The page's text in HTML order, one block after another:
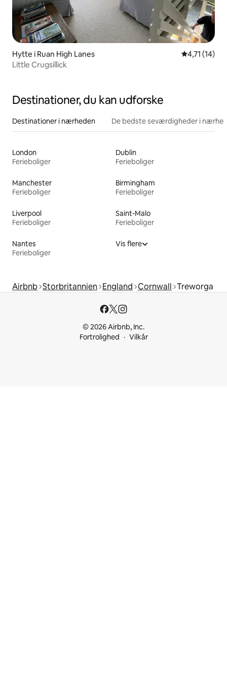
Hytte i Ruan High Lanes 4,71 ud af 5
4,71 (14)
Little Crugsillick
Destinationer, du kan udforske
Destinationer i nærheden De bedste seværdigheder i
London
Ferieboliger
Dublin
Ferieboliger
Manchester
Ferieboliger
Birmingham
Ferieboliger
Liverpool
Ferieboliger
Saint-Malo
Ferieboliger
Nantes
Ferieboliger
Vis flere
Airbnb Storbritannien England Cornwall Treworga
© 2026 Airbnb, Inc.
Fortrolighed
Vilkår